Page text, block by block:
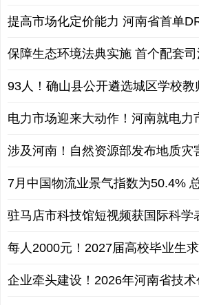
提高市场化定价能力 河南省首单
保障生态环境法典实施 首个配套
93人！确山县公开遴选城区学校教
电力市场迎来大动作！河南就电力
涉及河南！自然资源部发布地质灾
7月中国物流业景气指数为50.4%
驻马店市科技馆短视频获国际科学
每人2000元！2027届高校毕业生
企业牵头建设！2026年河南省技